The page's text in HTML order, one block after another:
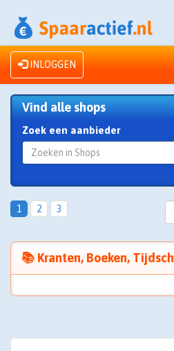
INLOGGEN
Vind alle shops
Zoek een aanbieder
1 2 3
📚 Kranten, Boeken,